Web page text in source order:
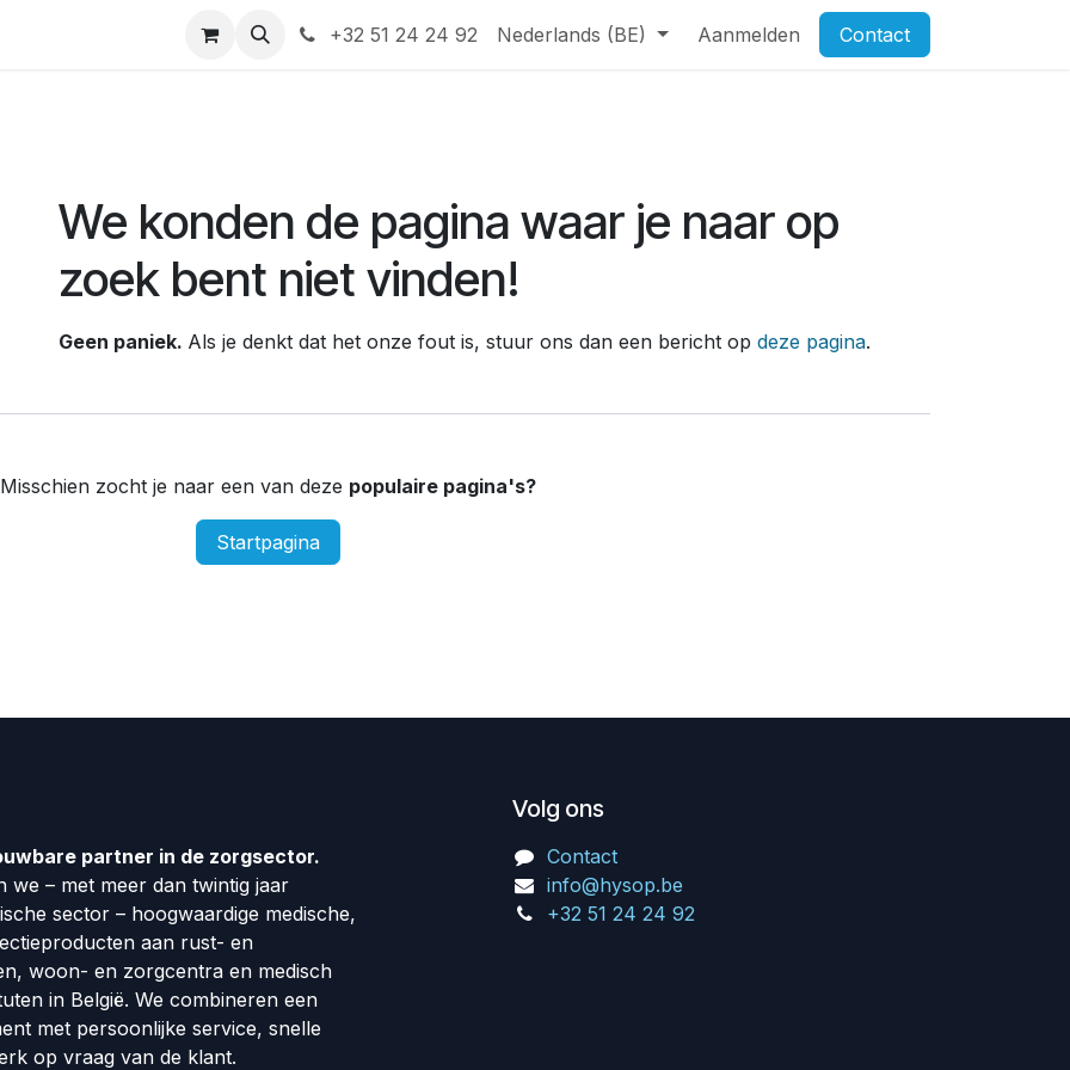
+32 51 24 24 92 Nederlands (BE) Aanmelden Contact
Fout 404
We konden de pagina waar je naar op
zoek bent niet vinden!
Geen paniek. Als je denkt dat het onze fout is, stuur ons dan een bericht op deze pagina.
Misschien zocht je naar een van deze populaire pagina's?
Startpagina
partner in de zorgsector.
we – met meer dan twintig jaar
sector – hoogwaardige medische,
aan rust- en
woon- en zorgcentra en medisch
in België. We combineren een
met persoonlijke service, snelle
op vraag van de klant.
Volg ons
Contact
info@hysop.be
+32 51 24 24 92